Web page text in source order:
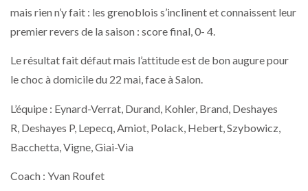
mais rien n’y fait : les grenoblois s’inclinent et connaissent leur
premier revers de la saison : score final, 0- 4.
Le résultat fait défaut mais l’attitude est de bon augure pour
le choc à domicile du 22 mai, face à Salon.
L’équipe : Eynard-Verrat, Durand, Kohler, Brand, Deshayes
R, Deshayes P, Lepecq, Amiot, Polack, Hebert, Szybowicz,
Bacchetta, Vigne, Giai-Via
Coach : Yvan Roufet